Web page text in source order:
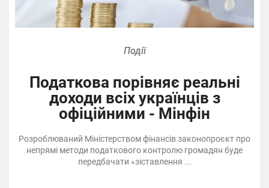
Події
Податкова порівняє реальні
доходи всіх українців з
офіційними - Мінфін
Розроблюваний Міністерством фінансів законопроєкт про
непрямі методи податкового контролю громадян буде
передбачати «зіставлення ...